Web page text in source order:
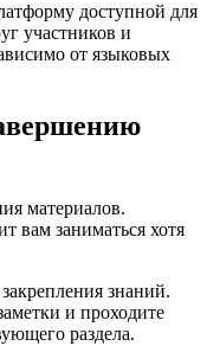
доступной для
участников и
от языковых
материалов.
вам заниматься хотя
знаний.
и проходите
раздела.